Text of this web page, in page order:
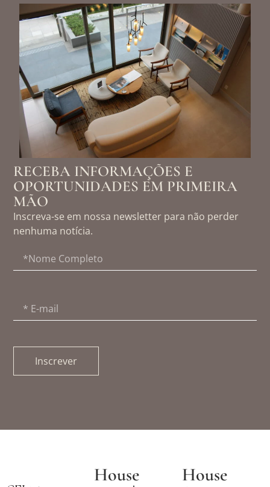
RECEBA INFORMAÇÕES E
OPORTUNIDADES EM PRIMEIRA
MÃO
Inscreva-se em nossa newsletter para não perder
nenhuma notícia.
Inscrever
House
House